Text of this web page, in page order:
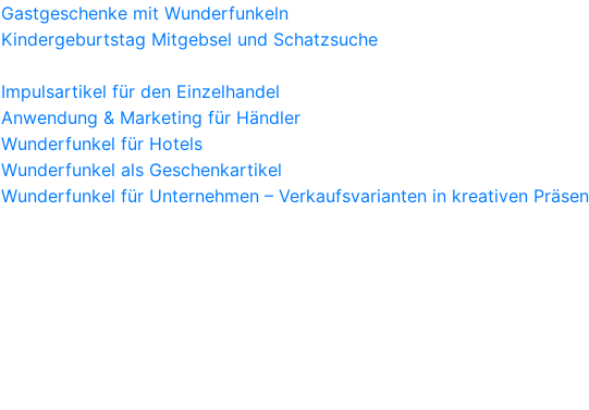
Gastgeschenke mit Wunderfunkeln
Kindergeburtstag Mitgebsel und Schatzsuche
Impulsartikel für den Einzelhandel
Anwendung & Marketing für Händler
Wunderfunkel für Hotels
Wunderfunkel als Geschenkartikel
Wunderfunkel für Unternehmen – Verkaufsvarianten in kreativen